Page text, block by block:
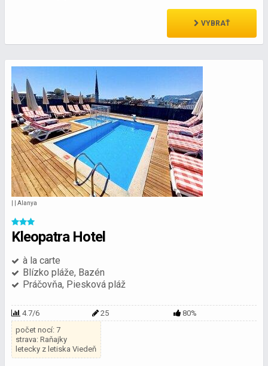
VYBRAŤ
| | Alanya
Kleopatra Hotel
à la carte
Blízko pláže, Bazén
Práčovňa, Piesková pláž
4.7/6 25
80%
počet nocí: 7
strava: Raňajky
letecky z letiska Viedeň